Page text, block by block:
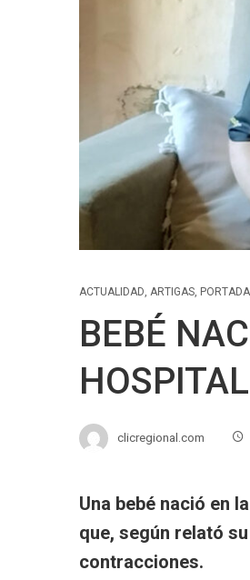
ACTUALIDAD ARTIGAS PORTADA
BEBÉ
clicregional.com
Una bebé nació en
que, según relató
contracciones.